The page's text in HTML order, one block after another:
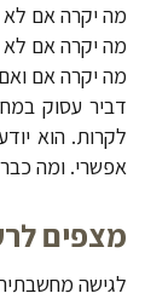
מה יקרה אם לא
מה יקרה אם לא
מה יקרה אם
דביר עסוק
לקרות. הוא
אפשרי. ומה
מצפים
לגישה